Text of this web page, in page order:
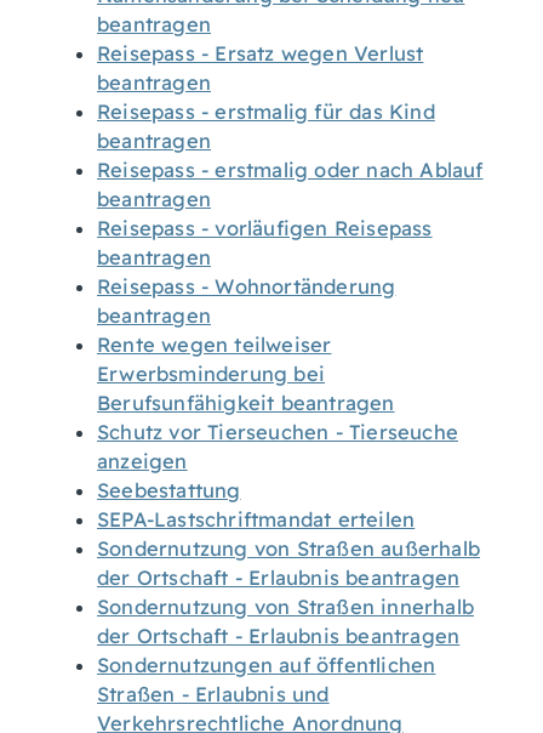
beantragen
Reisepass - Ersatz wegen Verlust
beantragen
Reisepass - erstmalig für das Kind
beantragen
Reisepass - erstmalig oder nach Ablauf
beantragen
Reisepass - vorläufigen Reisepass
beantragen
Reisepass - Wohnortänderung
beantragen
Rente wegen teilweiser
Erwerbsminderung bei
Berufsunfähigkeit beantragen
Schutz vor Tierseuchen - Tierseuche
anzeigen
Seebestattung
SEPA-Lastschriftmandat erteilen
Sondernutzung von Straßen außerhalb
der Ortschaft - Erlaubnis beantragen
Sondernutzung von Straßen innerhalb
der Ortschaft - Erlaubnis beantragen
Sondernutzungen auf öffentlichen
Straßen - Erlaubnis und
Verkehrsrechtliche Anordnung